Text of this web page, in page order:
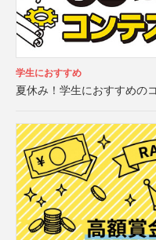
学生におすすめ
夏休み！学生におすすめの